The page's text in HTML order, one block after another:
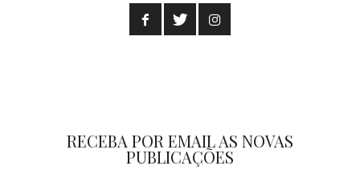
RECEBA POR EMAIL AS NOVAS
PUBLICAÇÕES